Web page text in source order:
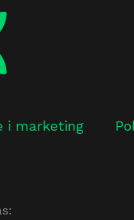
i marketing